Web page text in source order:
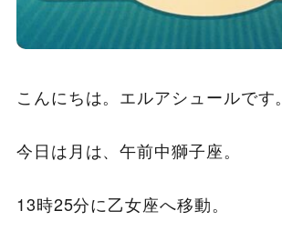
こんにちは。エルアシュールです。
今日は月は、午前中獅子座。
13時25分に乙女座へ移動。